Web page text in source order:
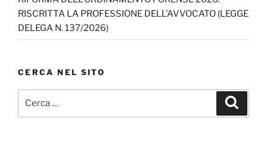
RISCRITTA LA PROFESSIONE DELL’AVVOCATO (LEGGE
DELEGA N. 137/2026)
CERCA NEL SITO